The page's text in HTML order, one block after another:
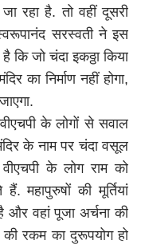
रहा है. तो वहीं दूसरी
स्वरूपानंद सरस्वती ने इस
जो चंदा इकठ्ठा किया
का निर्माण नहीं होगा,
के लोगों से सवाल
के नाम पर चंदा वसूल
के लोग राम को
महापुरुषों की मूर्तियां
और वहां पूजा अर्चना की
रकम का दुरूपयोग हो